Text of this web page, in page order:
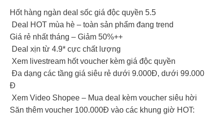
Hốt hàng ngàn deal sốc giá độc quyền 5.5
Deal HOT mùa hè – toàn sản phẩm đang trend
Giá rẻ nhất tháng – Giảm 50%++
Deal xịn từ 4.9* cực chất lượng
Xem livestream hốt voucher kèm giá độc quyền
Đa dạng các tầng giá siêu rẻ dưới 9.000Đ, dưới 99.000
Đ
Xem Video Shopee – Mua deal kèm voucher siêu hời
Săn thêm voucher 100.000Đ vào các khung giờ HOT: